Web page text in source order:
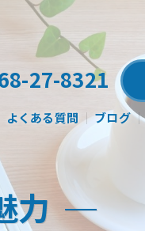
27-8321
よくある質問 ブログ
力